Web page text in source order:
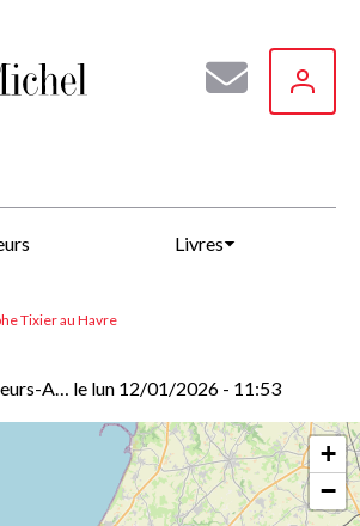
Livres
Tixier au Havre
A… le lun 12/01/2026 - 11:53
+
−